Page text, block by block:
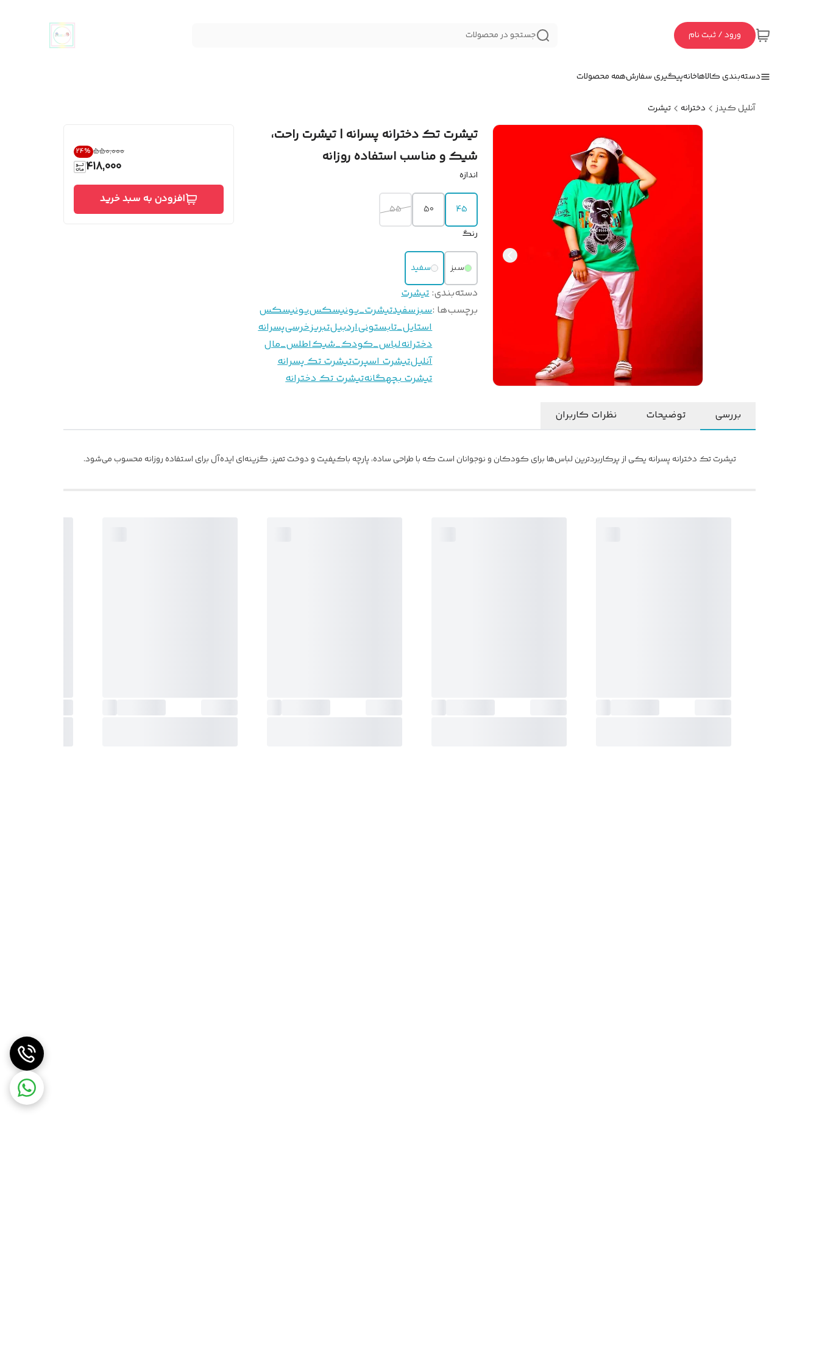
ورود / ثبت نام جستجو در محصولات
دسته‌بندی کالاهاخانهپیگیری سفارشهمه محصولات
آنلیل کیدز دخترانه تیشرت
تیشرت تک دخترانه پسرانه | تیشرت راحت،
شیک و مناسب استفاده روزانه
اندازه
45
50
55
رنگ
سبز سفید
دسته‌بندی:تیشرت
برچسب‌ها :سبزسفیدتیشرت_یونیسکسیونیسکس
استایل_تابستونیاردبیلتبریزخرسیپسرانه
دخترانهلباس_کودک_شیکاطلس_مال
آنلیلتیشرت اسپرتتیشرت تک پسرانه
تیشرت بچهگانهتیشرت تک دخترانه
۵۵۰٬۰۰۰ 24%
418,000
افزودن به سبد خرید
بررسی توضیحات نظرات کاربران
تیشرت تک دخترانه پسرانه یکی از پرکاربردترین لباس‌ها برای کودکان و نوجوانان است که با طراحی ساده، پارچه باکیفیت و دوخت تمیز، گزینه‌ای ایده‌آل برای استفاده روزانه محسوب می‌شود.